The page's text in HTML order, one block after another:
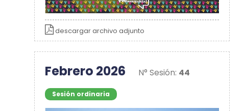
descargar archivo adjunto
Febrero 2026 N° Sesión: 44
Sesión ordinaria